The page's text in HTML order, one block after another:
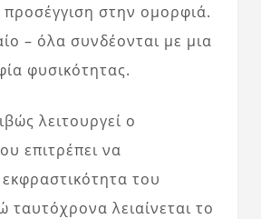
προσέγγιση στην ομορφιά.
– όλα συνδέονται με μια
φυσικότητας.
λειτουργεί ο
επιτρέπει να
εκφραστικότητα του
λειαίνεται το